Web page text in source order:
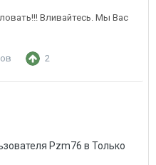
Вливайтесь. Мы Вас
2
Pzm76 в Только